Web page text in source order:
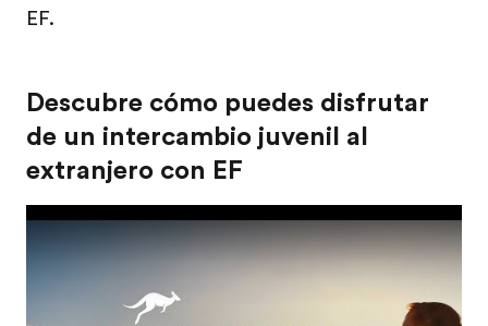
EF.
Descubre cómo puedes disfrutar
de un intercambio juvenil al
extranjero con EF